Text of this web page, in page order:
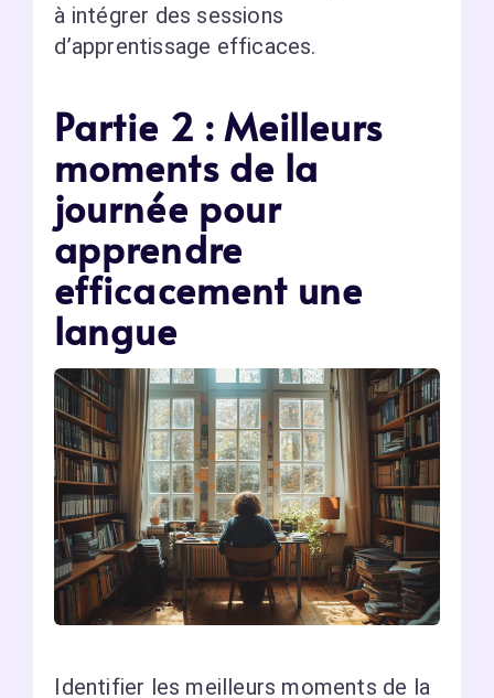
à intégrer des sessions
d’apprentissage efficaces.
Partie 2 : Meilleurs
moments de la
journée pour
apprendre
efficacement une
langue
Identifier les meilleurs moments de la